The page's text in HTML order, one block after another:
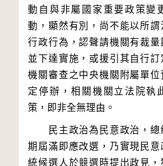
動自與非屬國家重要政策變
動，顯然有別，尚不能以所
行政行為，認聲請機關有裁
並下達實施，或援引其自行
機關審查之中央機關附屬單
定停辦，相關機關立法院執
民主政治為民意政治，總
期屆滿即應改選，乃實現民
統候選人於競選時提出政見